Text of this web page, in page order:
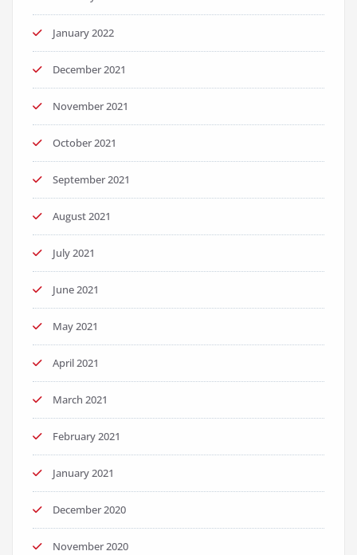
January 2022
December 2021
November 2021
October 2021
September 2021
August 2021
July 2021
June 2021
May 2021
April 2021
March 2021
February 2021
January 2021
December 2020
November 2020